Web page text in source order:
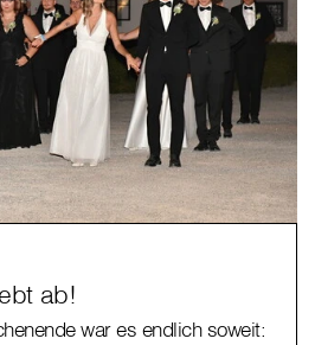
ab!
war es endlich soweit: